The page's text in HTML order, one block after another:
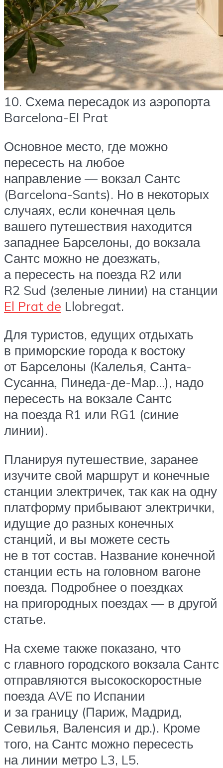
10. Схема пересадок из аэропорта
Barcelona-El Prat
Основное место, где можно
пересесть на любое
направление — вокзал Сантс
(Barcelona-Sants). Но в некоторых
случаях, если конечная цель
вашего путешествия находится
западнее Барселоны, до вокзала
Сантс можно не доезжать,
а пересесть на поезда R2 или
R2 Sud (зеленые линии) на станции
El Prat de Llobregat.
Для туристов, едущих отдыхать
в приморские города к востоку
от Барселоны (Калелья, Санта-
Сусанна, Пинеда-де-Мар…), надо
пересесть на вокзале Сантс
на поезда R1 или RG1 (синие
линии).
Планируя путешествие, заранее
изучите свой маршрут и конечные
станции электричек, так как на одну
платформу прибывают электрички,
идущие до разных конечных
станций, и вы можете сесть
не в тот состав. Название конечной
станции есть на головном вагоне
поезда. Подробнее о поездках
на пригородных поездах — в другой
статье.
На схеме также показано, что
с главного городского вокзала Сантс
отправляются высокоскоростные
поезда AVE по Испании
и за границу (Париж, Мадрид,
Севилья, Валенсия и др.). Кроме
того, на Сантс можно пересесть
на линии метро L3, L5.